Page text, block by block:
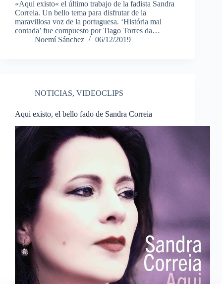
«Aqui existo« el último trabajo de la fadista Sandra
Correia. Un bello tema para disfrutar de la
maravillosa voz de la portuguesa. ‘História mal
contada’ fue compuesto por Tiago Torres da…
Noemí Sánchez
06/12/2019
NOTICIAS, VIDEOCLIPS
Aqui existo, el bello fado de Sandra Correia